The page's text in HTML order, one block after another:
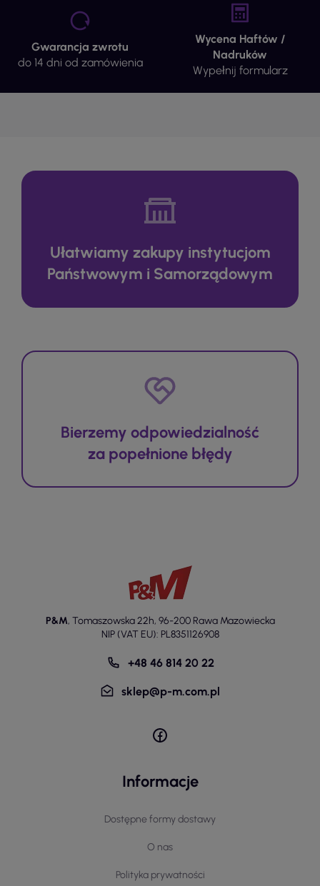
Gwarancja zwrotu
do 14 dni od zamówienia
Wycena Haftów /
Nadruków
Wypełnij formularz
Ułatwiamy zakupy instytucjom
Państwowym i Samorządowym
Bierzemy odpowiedzialność
za popełnione błędy
P&M, Tomaszowska 22h, 96-200 Rawa Mazowiecka
NIP (VAT EU): PL8351126908
+48 46 814 20 22
sklep@p-m.com.pl
Informacje
Dostępne formy dostawy
O nas
Polityka prywatności